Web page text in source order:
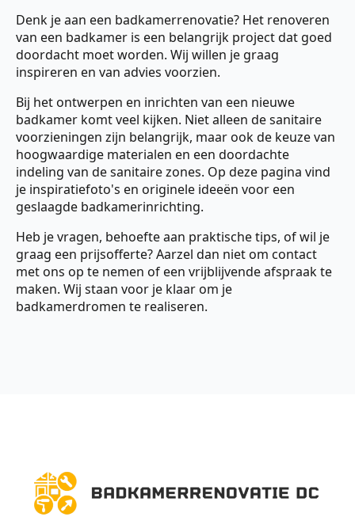
Denk je aan een badkamerrenovatie? Het renoveren
van een badkamer is een belangrijk project dat goed
doordacht moet worden. Wij willen je graag
inspireren en van advies voorzien.
Bij het ontwerpen en inrichten van een nieuwe
badkamer komt veel kijken. Niet alleen de sanitaire
voorzieningen zijn belangrijk, maar ook de keuze van
hoogwaardige materialen en een doordachte
indeling van de sanitaire zones. Op deze pagina vind
je inspiratiefoto's en originele ideeën voor een
geslaagde badkamerinrichting.
Heb je vragen, behoefte aan praktische tips, of wil je
graag een prijsofferte? Aarzel dan niet om contact
met ons op te nemen of een vrijblijvende afspraak te
maken. Wij staan voor je klaar om je
badkamerdromen te realiseren.